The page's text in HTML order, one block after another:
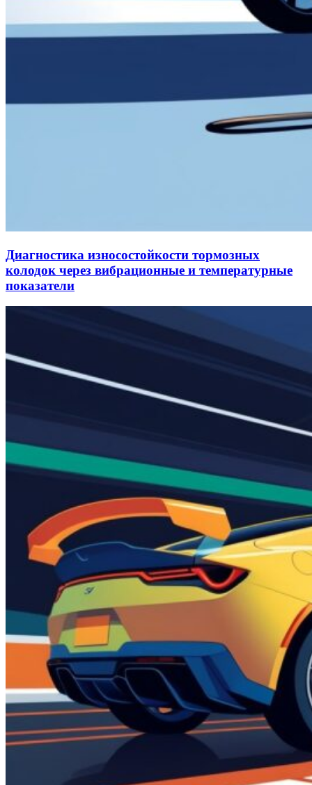
Диагностика износостойкости тормозных
колодок через вибрационные и температурные
показатели